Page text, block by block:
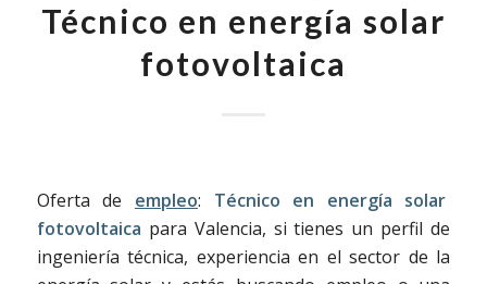
Técnico en energía solar
fotovoltaica
Oferta de empleo: Técnico en energía solar
fotovoltaica para Valencia, si tienes un perfil de
ingeniería técnica, experiencia en el sector de la